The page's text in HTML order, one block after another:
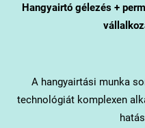
Hangyairtó gélezés +
A hangyairtási munka
technológiát komplexen